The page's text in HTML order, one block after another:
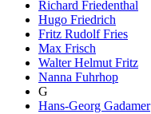
Richard Friedenthal
Hugo Friedrich
Fritz Rudolf Fries
Max Frisch
Walter Helmut Fritz
Nanna Fuhrhop
G
Hans-Georg Gadamer